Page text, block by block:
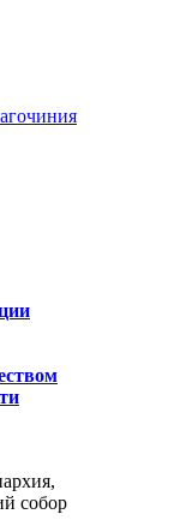
собор